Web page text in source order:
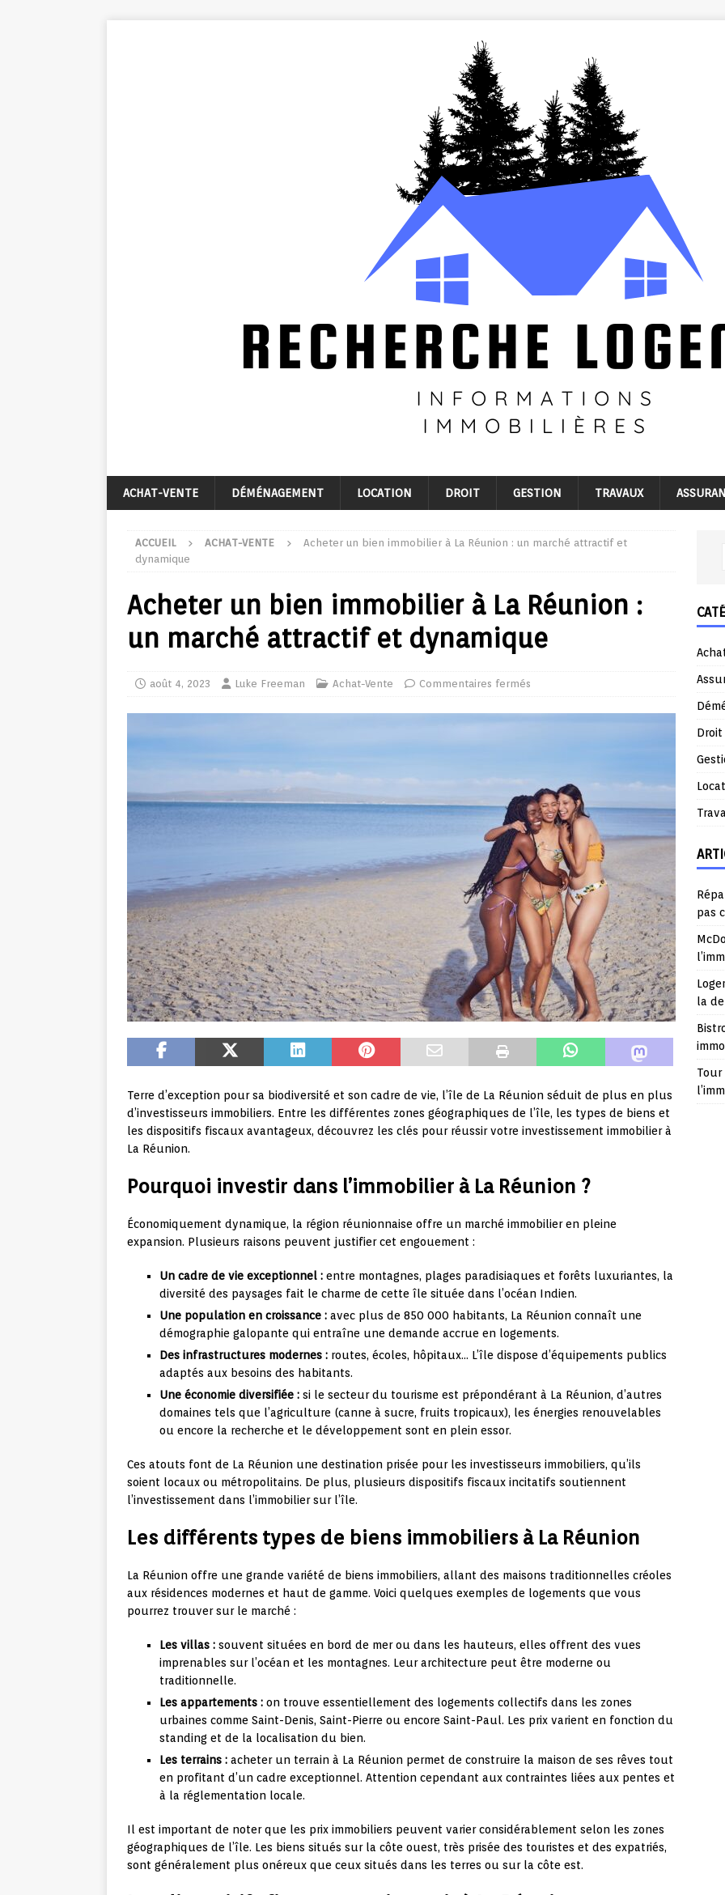
ACHAT-VENTE DÉMÉNAGEMENT LOCATION DROIT GESTION TRAVAUX
ACCUEIL ACHAT-VENTE
Acheter un bien immobilier à La Réunion : un marché attractif et
dynamique
Acheter un bien immobilier à La Réunion :
un marché attractif et dynamique
août 4, 2023 Luke Freeman Achat-Vente Commentaires fermés
Terre d’exception pour sa biodiversité et son cadre de vie, l’île de La Réunion séduit de plus en plus
d’investisseurs immobiliers. Entre les différentes zones géographiques de l’île, les types de biens et
les dispositifs fiscaux avantageux, découvrez les clés pour réussir votre investissement immobilier à
La Réunion.
Pourquoi investir dans l’immobilier à La Réunion ?
Économiquement dynamique, la région réunionnaise offre un marché immobilier en pleine
expansion. Plusieurs raisons peuvent justifier cet engouement :
Un cadre de vie exceptionnel : entre montagnes, plages paradisiaques et forêts luxuriantes, la
diversité des paysages fait le charme de cette île située dans l’océan Indien.
Une population en croissance : avec plus de 850 000 habitants, La Réunion connaît une
démographie galopante qui entraîne une demande accrue en logements.
Des infrastructures modernes : routes, écoles, hôpitaux… L’île dispose d’équipements publics
adaptés aux besoins des habitants.
Une économie diversifiée : si le secteur du tourisme est prépondérant à La Réunion, d’autres
domaines tels que l’agriculture (canne à sucre, fruits tropicaux), les énergies renouvelables
ou encore la recherche et le développement sont en plein essor.
Ces atouts font de La Réunion une destination prisée pour les investisseurs immobiliers, qu’ils
soient locaux ou métropolitains. De plus, plusieurs dispositifs fiscaux incitatifs soutiennent
l’investissement dans l’immobilier sur l’île.
Les différents types de biens immobiliers à La Réunion
La Réunion offre une grande variété de biens immobiliers, allant des maisons traditionnelles créoles
aux résidences modernes et haut de gamme. Voici quelques exemples de logements que vous
pourrez trouver sur le marché :
Les villas : souvent situées en bord de mer ou dans les hauteurs, elles offrent des vues
imprenables sur l’océan et les montagnes. Leur architecture peut être moderne ou
traditionnelle.
Les appartements : on trouve essentiellement des logements collectifs dans les zones
urbaines comme Saint-Denis, Saint-Pierre ou encore Saint-Paul. Les prix varient en fonction du
standing et de la localisation du bien.
Les terrains : acheter un terrain à La Réunion permet de construire la maison de ses rêves tout
en profitant d’un cadre exceptionnel. Attention cependant aux contraintes liées aux pentes et
à la réglementation locale.
Il est important de noter que les prix immobiliers peuvent varier considérablement selon les zones
géographiques de l’île. Les biens situés sur la côte ouest, très prisée des touristes et des expatriés,
sont généralement plus onéreux que ceux situés dans les terres ou sur la côte est.
Droit
pas
la
Tour